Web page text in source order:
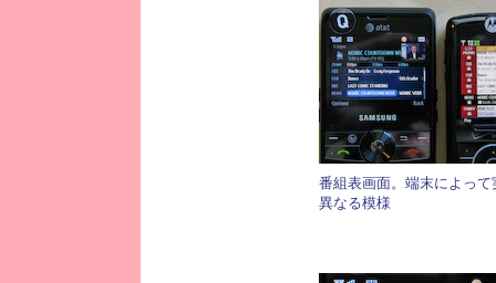
番組表画面。端末によって
異なる模様